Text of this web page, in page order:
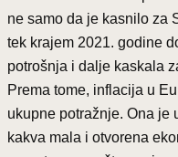
ne samo da je kasnilo za
tek krajem 2021. godine
potrošnja i dalje kaskala
Prema tome, inflacija u
ukupne potražnje. Ona je
kakva mala i otvorena